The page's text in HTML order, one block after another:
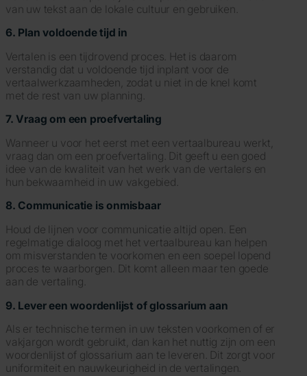
van uw tekst aan de lokale cultuur en gebruiken.
6. Plan voldoende tijd in
Vertalen is een tijdrovend proces. Het is daarom
verstandig dat u voldoende tijd inplant voor de
vertaalwerkzaamheden, zodat u niet in de knel komt
met de rest van uw planning.
7. Vraag om een proefvertaling
Wanneer u voor het eerst met een vertaalbureau werkt,
vraag dan om een proefvertaling. Dit geeft u een goed
idee van de kwaliteit van het werk van de vertalers en
hun bekwaamheid in uw vakgebied.
8. Communicatie is onmisbaar
Houd de lijnen voor communicatie altijd open. Een
regelmatige dialoog met het vertaalbureau kan helpen
om misverstanden te voorkomen en een soepel lopend
proces te waarborgen. Dit komt alleen maar ten goede
aan de vertaling.
9. Lever een woordenlijst of glossarium aan
Als er technische termen in uw teksten voorkomen of er
vakjargon wordt gebruikt, dan kan het nuttig zijn om een
woordenlijst of glossarium aan te leveren. Dit zorgt voor
uniformiteit en nauwkeurigheid in de vertalingen.